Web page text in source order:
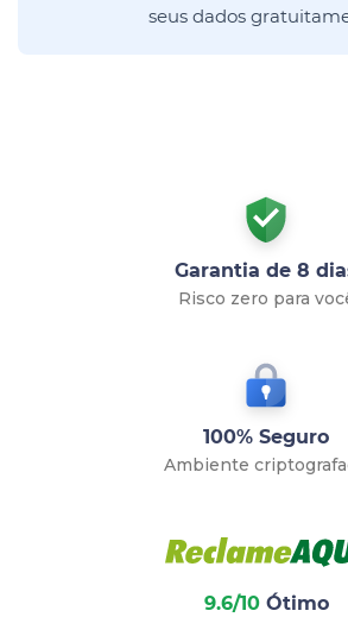
seus dados
Garantia de 8
Risco zero para
100% Seguro
Ambiente
9.6/10Ótimo